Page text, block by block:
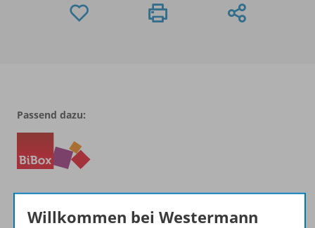
Passend dazu:
Willkommen bei Westermann